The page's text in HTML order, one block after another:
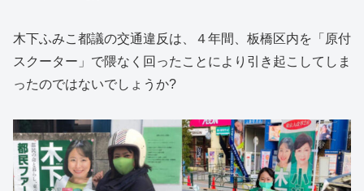
木下ふみこ都議の交通違反は、４年間、板橋区内を「原付
スクーター」で隈なく回ったことにより引き起こしてしま
ったのではないでしょうか?